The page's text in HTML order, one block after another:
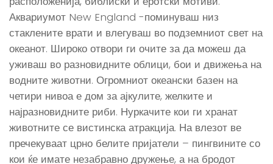
Аквариумот New England -поминуваш низ
стаклените врати и влегуваш во подземниот свет на
океанот. Широко отвори ги очите за да можеш да
уживаш во разновидните облици, бои и движења на
водните животни. Огромниот океански базен на
четири нивоа е дом за ајкулите, желките и
најразновидните риби. Нуркачите кои ги хранат
животните се вистинска атракција. На влезот ве
пречекуваат црно белите пријатели – пингвините со
кои ќе имате незабравно дружење, а на бродот